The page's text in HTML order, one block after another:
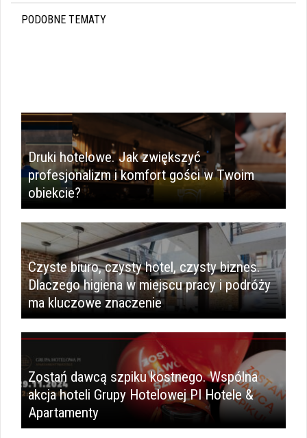
PODOBNE TEMATY
Druki hotelowe. Jak zwiększyć
profesjonalizm i komfort gości w Twoim
obiekcie?
Czyste biuro, czysty hotel, czysty biznes.
Dlaczego higiena w miejscu pracy i podróży
ma kluczowe znaczenie
Zostań dawcą szpiku kostnego. Wspólna
akcja hoteli Grupy Hotelowej PI Hotele &
Apartamenty